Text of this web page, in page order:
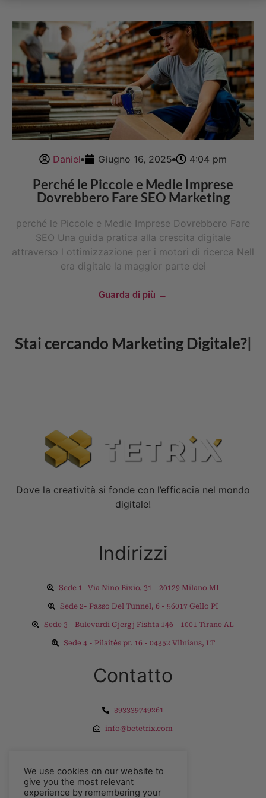
Daniel Giugno 16, 2025 4:04 pm
Perché le Piccole e Medie Imprese
Dovrebbero Fare SEO Marketing
perché le Piccole e Medie Imprese Dovrebbero Fare
SEO Una guida pratica alla crescita digitale
attraverso l ottimizzazione per i motori di ricerca Nell
era digitale la maggior parte dei
Guarda di più →
Stai cercandoGo
Dove la creatività si fonde con l’efficacia nel mondo
digitale!
Indirizzi
Sede 1- Via Nino Bixio, 31 - 20129 Milano MI
Sede 2- Passo Del Tunnel, 6 - 56017 Gello PI
Sede 3 - Bulevardi Gjergj Fishta 146 - 1001 Tirane AL
Sede 4 - Pilaitės pr. 16 - 04352 Vilniaus, LT
Contatto
393339749261
info@betetrix.com
Privacy Policy
We use cookies on our website to
give you the most relevant
experience by remembering your